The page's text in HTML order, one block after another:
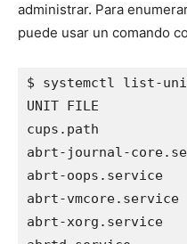
administrar. Para
puede usar un comando
$ systemctl list-
UNIT FILE
cups.path
abrt-journal-
abrt-oops.service
abrt-
abrt-xorg.service